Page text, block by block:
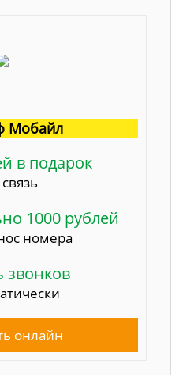
Мобайл
в подарок
1000 рублей
номера
звонков
онлайн